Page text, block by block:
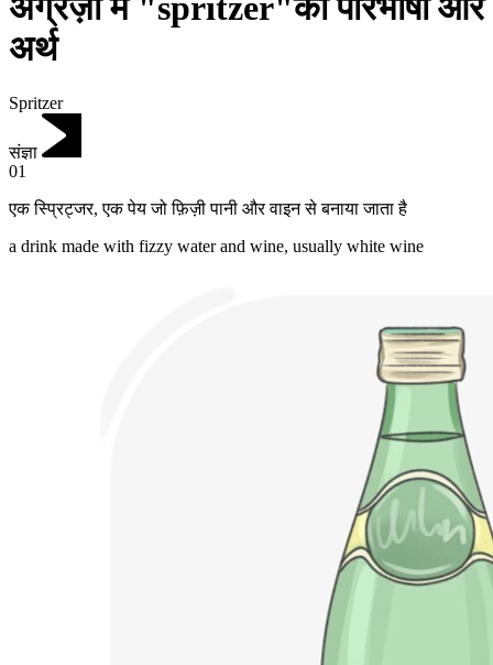
अर्थ
Spritzer
संज्ञा
01
एक स्प्रिट्जर,एक पेय जो फ़िज़ी पानी और वाइन से बनाया जाता है
a drink made with fizzy water and wine, usually white wine